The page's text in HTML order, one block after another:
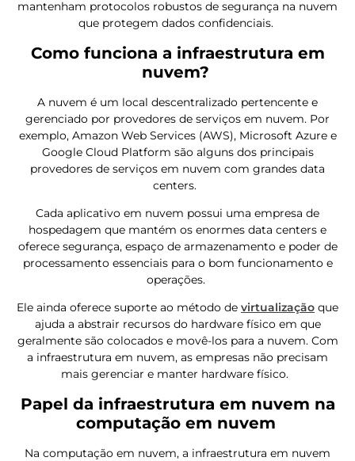
mantenham protocolos robustos de segurança na nuvem
que protegem dados confidenciais.
Como funciona a infraestrutura em
nuvem?
A nuvem é um local descentralizado pertencente e
gerenciado por provedores de serviços em nuvem. Por
exemplo, Amazon Web Services (AWS), Microsoft Azure e
Google Cloud Platform são alguns dos principais
provedores de serviços em nuvem com grandes data
centers.
Cada aplicativo em nuvem possui uma empresa de
hospedagem que mantém os enormes data centers e
oferece segurança, espaço de armazenamento e poder de
processamento essenciais para o bom funcionamento e
operações.
Ele ainda oferece suporte ao método de virtualização que
ajuda a abstrair recursos do hardware físico em que
geralmente são colocados e movê-los para a nuvem. Com
a infraestrutura em nuvem, as empresas não precisam
mais gerenciar e manter hardware físico.
Papel da infraestrutura em nuvem na
computação em nuvem
Na computação em nuvem, a infraestrutura em nuvem